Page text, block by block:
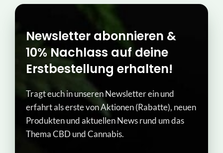
Newsletter abonnieren &
10% Nachlass auf deine
Erstbestellung erhalten!
Tragt euch in unseren Newsletter ein und
erfahrt als erste von Aktionen (Rabatte), neuen
Produkten und aktuellen News rund um das
Thema CBD und Cannabis.